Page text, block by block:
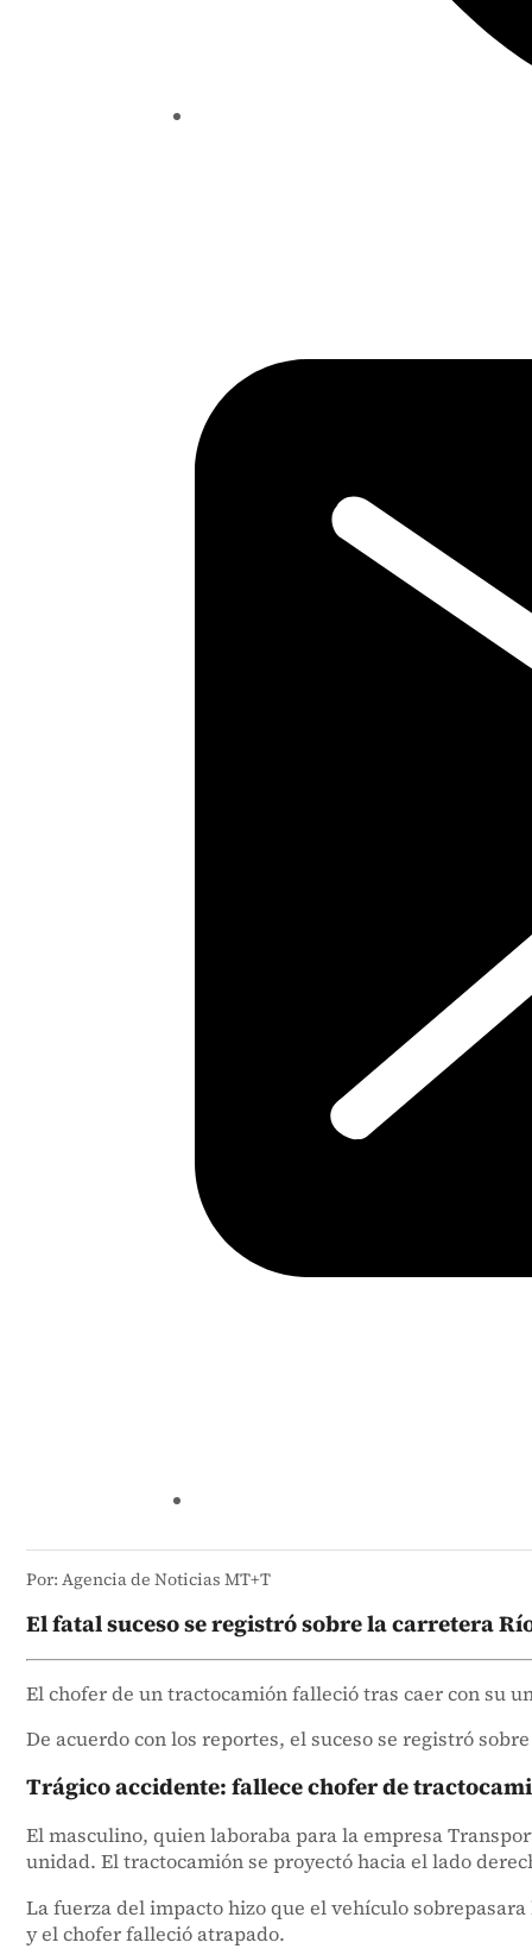
Por: Agencia de Noticias MT+T
El fatal suceso se registró sobre la carretera
El chofer de un tractocamión falleció tras caer con su
De acuerdo con los reportes, el suceso se registró
Trágico accidente: fallece chofer de
El masculino, quien laboraba para la empresa
unidad. El tractocamión se proyectó hacia el lado
La fuerza del impacto hizo que el vehículo
y el chofer falleció atrapado.